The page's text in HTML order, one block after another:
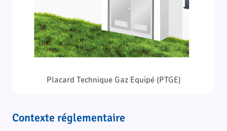
Placard Technique Gaz Equipé (PTGE)
Contexte réglementaire